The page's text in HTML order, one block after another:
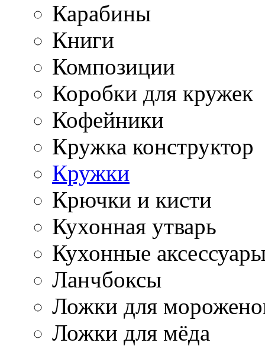
Карабины
Книги
Композиции
Коробки для кружек
Кофейники
Кружка конструктор
Кружки
Крючки и кисти
Кухонная утварь
Кухонные
Ланчбоксы
Ложки для
Ложки для мёда